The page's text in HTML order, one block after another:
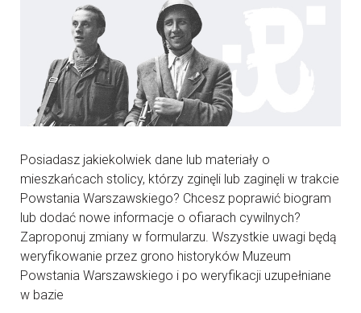
Posiadasz jakiekolwiek dane lub materiały o
mieszkańcach stolicy, którzy zginęli lub zaginęli w trakcie
Powstania Warszawskiego? Chcesz poprawić biogram
lub dodać nowe informacje o ofiarach cywilnych?
Zaproponuj zmiany w formularzu. Wszystkie uwagi będą
weryfikowanie przez grono historyków Muzeum
Powstania Warszawskiego i po weryfikacji uzupełniane
w bazie